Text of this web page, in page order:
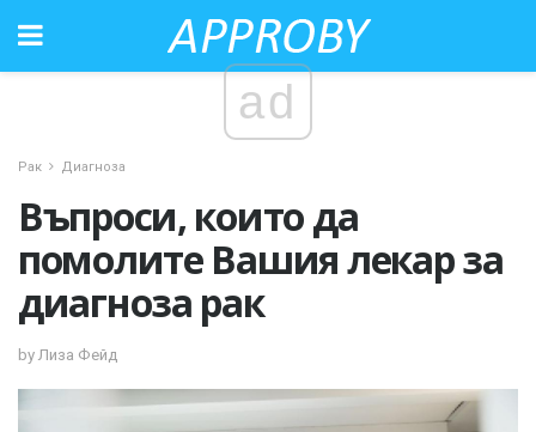
ad
Рак Диагноза
Въпроси, които да
помолите Вашия лекар за
диагноза рак
by Лиза Фейд